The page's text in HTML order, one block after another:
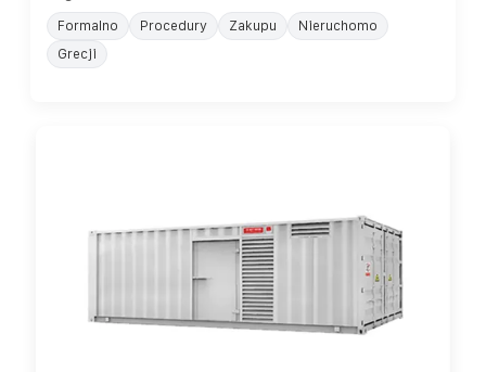
Formalno Procedury Zakupu
Nieruchomo
Grecji